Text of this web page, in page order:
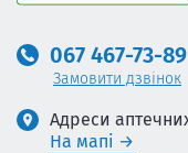
067 467-73-89
Замовити дзвінок
Адреси
На мапі